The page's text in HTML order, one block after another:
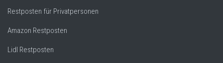
Restposten für Privatpersonen
Amazon Restposten
Lidl Restposten